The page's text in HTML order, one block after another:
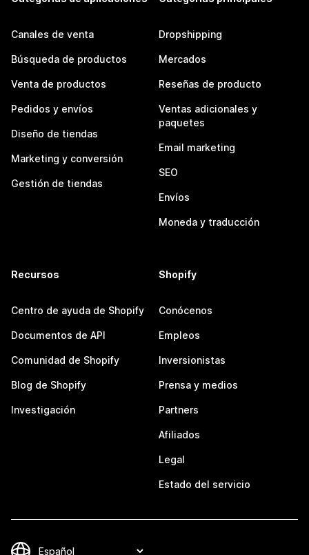
Canales de venta
Búsqueda de productos
Venta de productos
Pedidos y envíos
Diseño de tiendas
Marketing y conversión
Gestión de tiendas
Dropshipping
Mercados
Reseñas de producto
Ventas adicionales y
paquetes
Email marketing
SEO
Envíos
Moneda y traducción
Recursos
Centro de ayuda de Shopify
Documentos de API
Comunidad de Shopify
Blog de Shopify
Investigación
Shopify
Conócenos
Empleos
Inversionistas
Prensa y medios
Partners
Afiliados
Legal
Estado del servicio